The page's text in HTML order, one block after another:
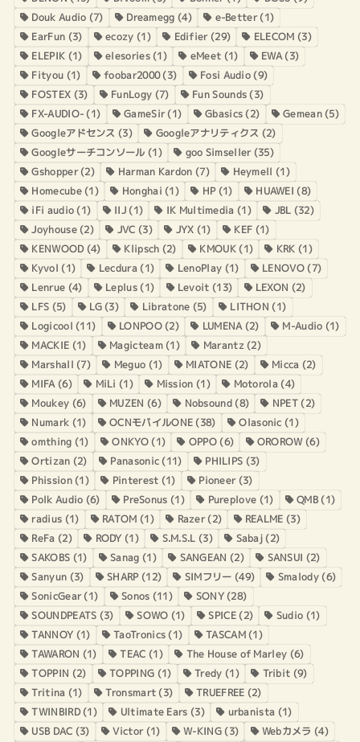
Douk Audio (7) Dreamegg (4) e-Better(1)
EarFun (3) ecozy (1) Edifier(29) ELECOM (3)
ELEPIK (1) elesories(1) eMeet (1) EWA(3)
Fityou (1) foobar2000(3) Fosi Audio (9)
FOSTEX (3) FunLogy (7) Fun Sounds (3)
FX-AUDIO- (1) GameSir(1) Gbasics (2) Gemean(5)
Googleアドセンス (3) Googleアナリティクス (2)
Googleサーチコンソール (1) goo Simseller(35)
Gshopper(2) Harman Kardon (7) Heymell (1)
Homecube(1) Honghai (1) HP(1) HUAWEI (8)
iFi audio (1) IIJ(1) IK Multimedia (1) JBL (32)
Joyhouse(2) JVC (3) JYX (1) KEF (1)
KENWOOD(4) Klipsch (2) KMOUK(1) KRK (1)
Kyvol (1) Lecdura(1) LenoPlay (1) LENOVO(7)
Lenrue (4) Leplus(1) Levoit (13) LEXON (2)
LFS (5) LG(3) Libratone (5) LITHON (1)
Logicool (11) LONPOO(2) LUMENA(2) M-Audio (1)
MACKIE (1) Magicteam(1) Marantz(2)
Marshall (7) Meguo (1) MIATONE (2) Micca (2)
MIFA(6) MiLi (1) Mission (1) Motorola (4)
Moukey (6) MUZEN (6) Nobsound(8) NPET (2)
Numark (1) OCNモバイルONE (38) Olasonic (1)
omthing (1) ONKYO(1) OPPO (6) OROROW(6)
Ortizan (2) Panasonic (11) PHILIPS (3)
Phission(1) Pinterest (1) Pioneer(3)
Polk Audio (6) PreSonus (1) Pureplove (1) QMB (1)
radius (1) RATOM (1) Razer(2) REALME (3)
ReFa (2) RODY (1) S.M.S.L (3) Sabaj (2)
SAKOBS (1) Sanag (1) SANGEAN (2) SANSUI (2)
Sanyun (3) SHARP(12) SIMフリー (49) Smalody(6)
SonicGear(1) Sonos (11) SONY(28)
SOUNDPEATS (3) SOWO (1) SPICE(2) Sudio (1)
TANNOY (1) TaoTronics (1) TASCAM(1)
TAWARON (1) TEAC (1) The House of Marley (6)
TOPPIN (2) TOPPING (1) Tredy (1) Tribit (9)
Tritina (1) Tronsmart (3) TRUEFREE (2)
TWINBIRD(1) Ultimate Ears (3) urbanista (1)
USB DAC (3) Victor(1) W-KING(3) Webカメラ (4)